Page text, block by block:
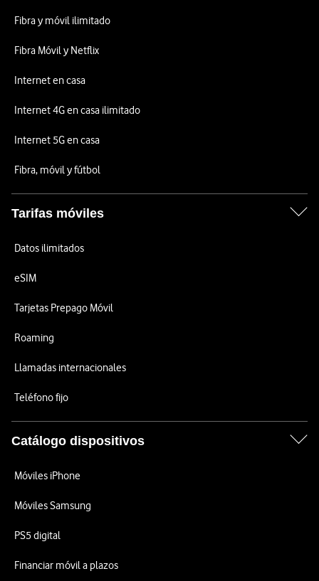
Fibra y móvil ilimitado
Fibra Móvil y Netflix
Internet en casa
Internet 4G en casa ilimitado
Internet 5G en casa
Fibra, móvil y fútbol
Tarifas móviles
Datos ilimitados
eSIM
Tarjetas Prepago Móvil
Roaming
Llamadas internacionales
Teléfono fijo
Catálogo dispositivos
Móviles iPhone
Móviles Samsung
PS5 digital
Financiar móvil a plazos